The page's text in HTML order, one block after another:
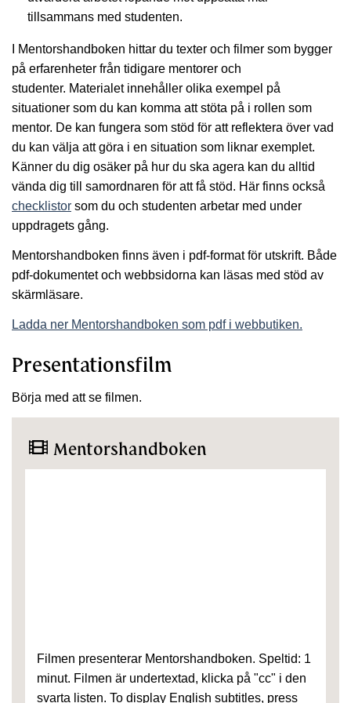
tillsammans med studenten.
I Mentorshandboken hittar du texter och filmer som bygger
på erfarenheter från tidigare mentorer och
studenter. Materialet innehåller olika exempel på
situationer som du kan komma att stöta på i rollen som
mentor. De kan fungera som stöd för att reflektera över vad
du kan välja att göra i en situation som liknar exemplet.
Känner du dig osäker på hur du ska agera kan du alltid
vända dig till samordnaren för att få stöd. Här finns också
checklistor som du och studenten arbetar med under
uppdragets gång.
Mentorshandboken finns även i pdf-format för utskrift. Både
pdf-dokumentet och webbsidorna kan läsas med stöd av
skärmläsare.
Ladda ner Mentorshandboken som pdf i webbutiken.
Presentationsfilm
Börja med att se filmen.
Mentorshandboken
Filmen presenterar Mentorshandboken. Speltid: 1
minut. Filmen är undertextad, klicka på "cc" i den
svarta listen. To display English subtitles, press